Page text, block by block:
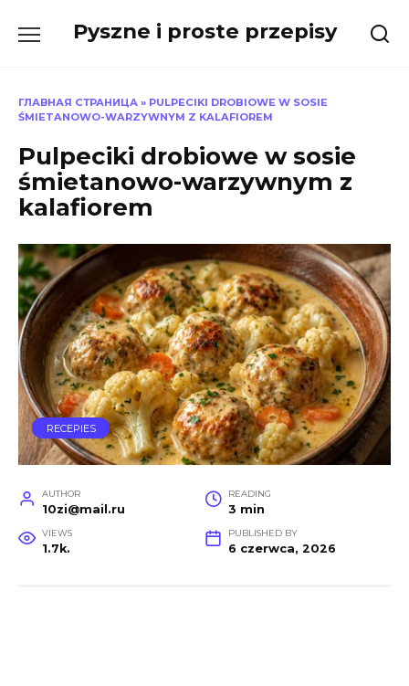
Pyszne i proste przepisy
ГЛАВНАЯ СТРАНИЦА » PULPECIKI DROBIOWE W SOSIE
ŚMIETANOWO-WARZYWNYM Z KALAFIOREM
Pulpeciki drobiowe w sosie
śmietanowo-warzywnym z
kalafiorem
RECEPIES
AUTHOR
10zi@mail.ru
READING
3 min
VIEWS
1.7k.
PUBLISHED BY
6 czerwca, 2026